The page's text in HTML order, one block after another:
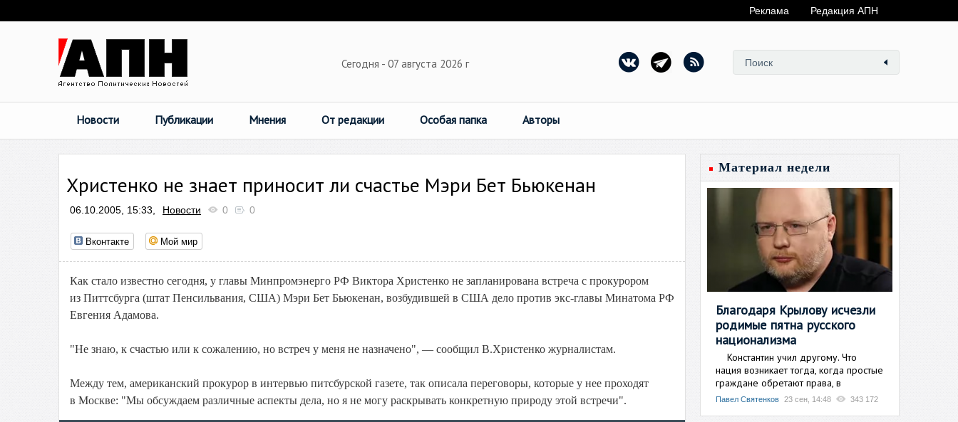
Реклама Редакция АПН
Сегодня - 07 августа 2026 г
Новости Публикации Мнения От редакции Особая папка Авторы
Христенко не знает приносит ли счастье Мэри Бет Бьюкенан
06.10.2005, 15:33, Новости 0 0
Вконтакте Мой мир
Как стало известно сегодня, у главы Минпромэнерго РФ Виктора Христенко не запланирована встреча с прокурором
из Питтсбурга (штат Пенсильвания, США) Мэри Бет Бьюкенан, возбудившей в США дело против экс-главы Минатома РФ
Евгения Адамова.
"Не знаю, к счастью или к сожалению, но встреч у меня не назначено", — сообщил В.Христенко журналистам.
Между тем, американский прокурор в интервью питсбурской газете, так описала переговоры, которые у нее проходят
в Москве: "Мы обсуждаем различные аспекты дела, но я не могу раскрывать конкретную природу этой встречи".
Материал недели
Благодаря Крылову исчезли
родимые пятна русского
национализма
Константин учил другому. Что
нация возникает тогда, когда простые
граждане обретают права, в
Павел Святенков 23 сен, 14:48 343 172